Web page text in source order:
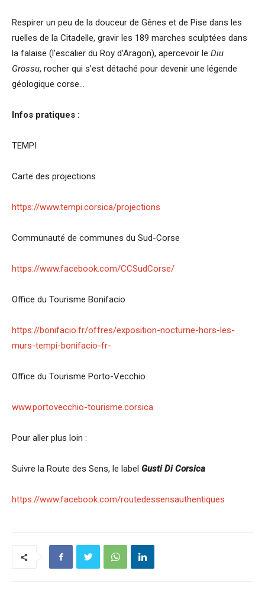
Respirer un peu de la douceur de Gênes et de Pise dans les
ruelles de la Citadelle, gravir les 189 marches sculptées dans
la falaise (l’escalier du Roy d’Aragon), apercevoir le Diu
Grossu, rocher qui s’est détaché pour devenir une légende
géologique corse…
Infos pratiques :
TEMPI
Carte des projections
https://www.tempi.corsica/projections
Communauté de communes du Sud-Corse
https://www.facebook.com/CCSudCorse/
Office du Tourisme Bonifacio
https://bonifacio.fr/offres/exposition-nocturne-hors-les-
murs-tempi-bonifacio-fr-
Office du Tourisme Porto-Vecchio
www.portovecchio-tourisme.corsica
Pour aller plus loin :
Suivre la Route des Sens, le label Gusti Di Corsica
https://www.facebook.com/routedessensauthentiques